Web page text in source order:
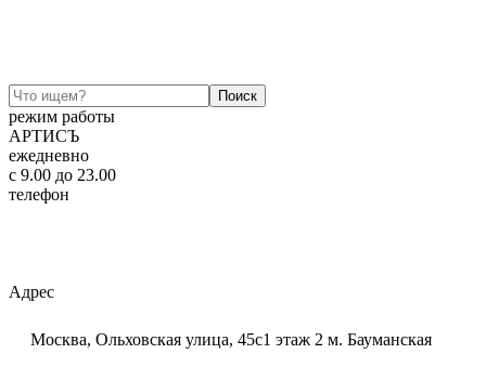
режим работы
АРТИСЪ
ежедневно
c 9.00 до 23.00
телефон
Адрес
Москва, Ольховская улица, 45с1 этаж 2 м. Бауманская